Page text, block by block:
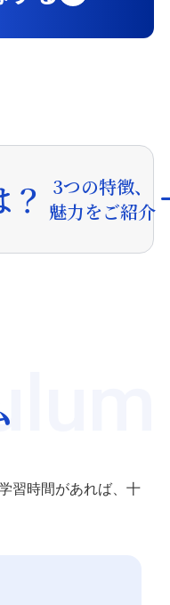
3つの特徴、
魅力をご紹介
キュラ
ビス経営大学院 単科
習時間があれば、十